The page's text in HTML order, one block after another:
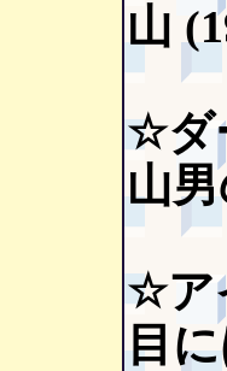
山
☆ダ
山
☆ア
目